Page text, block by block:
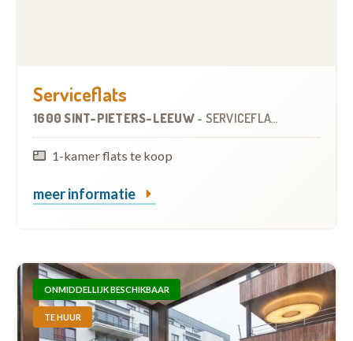
Serviceflats
1600 SINT-PIETERS-LEEUW - SERVICEFLATS
1-kamer flats te koop
meer informatie
ONMIDDELLIJK BESCHIKBAAR
TE HUUR